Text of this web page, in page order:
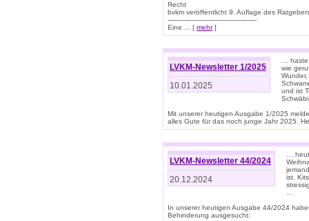
Recht
bvkm veröffentlicht 9. Auflage des
-------------------------------------------
Eine ... [ mehr]
LVKM-Newsletter 1/2025
10.01.2025
…
wie
und ist
Mit unserer heutigen Ausgabe 1/2025
alles Gute für das noch junge Jahr 2025.
LVKM-Newsletter 44/2024
20.12.2024
…
ist.
In unserer heutigen Ausgabe 44/2024
Behinderung ausgesucht: